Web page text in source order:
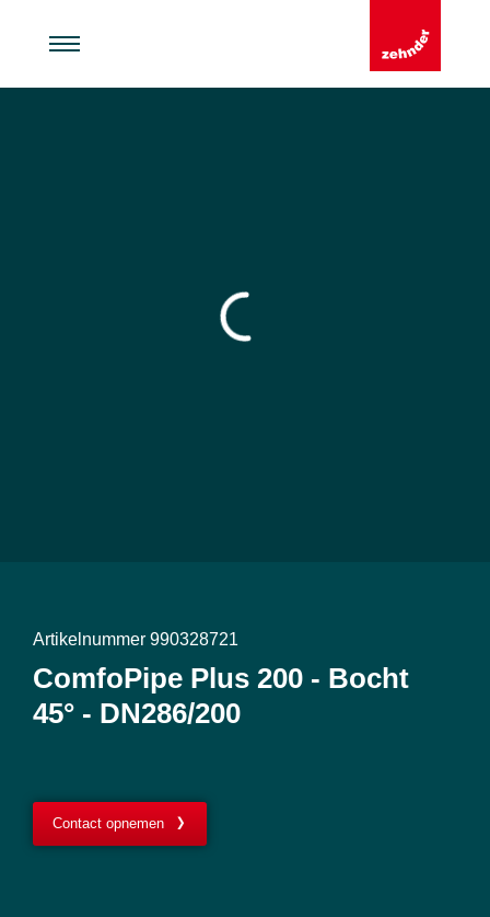
Artikelnummer 990328721
ComfoPipe Plus 200 - Bocht
45° - DN286/200
Contact opnemen